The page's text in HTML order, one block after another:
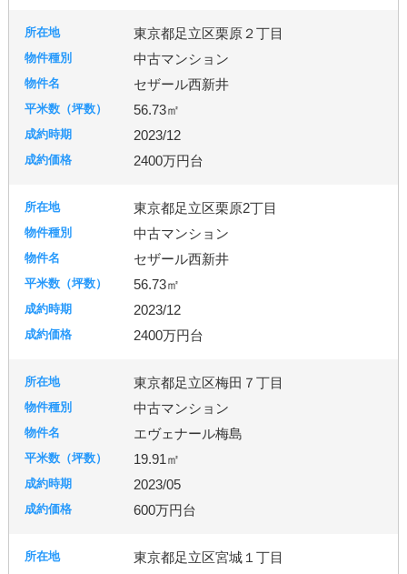
東京都足立区栗原２丁目
中古マンション
セザール西新井
56.73㎡
2023/12
2400万円台
東京都足立区栗原2丁目
中古マンション
セザール西新井
56.73㎡
2023/12
2400万円台
東京都足立区梅田７丁目
中古マンション
エヴェナール梅島
19.91㎡
2023/05
600万円台
東京都足立区宮城１丁目